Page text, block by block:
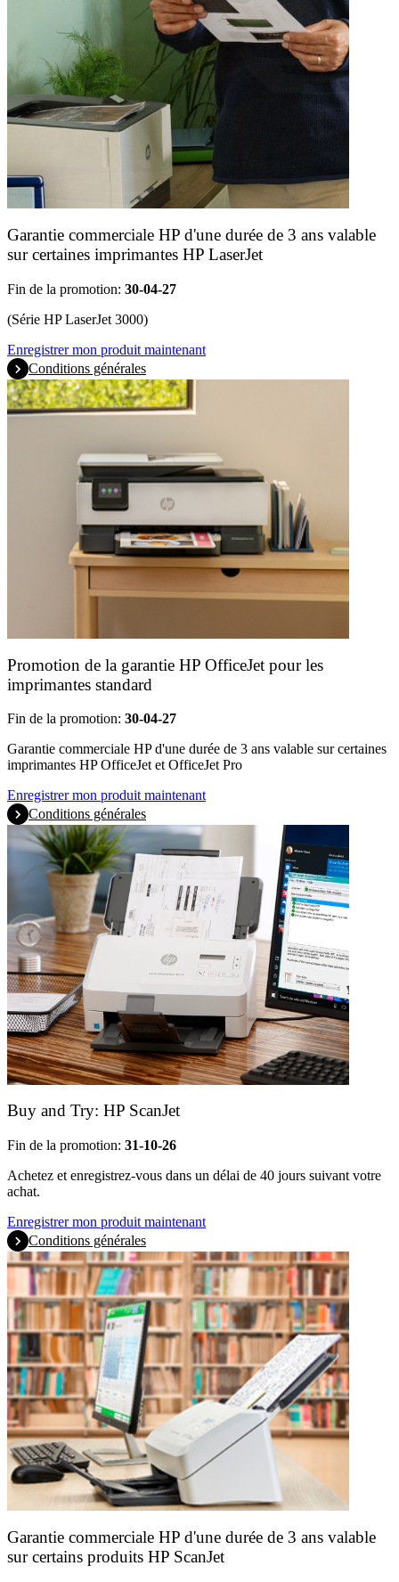
Garantie commerciale HP d'une durée de 3 ans valable
sur certaines imprimantes HP LaserJet
Fin de la promotion: 30-04-27
(Série HP LaserJet 3000)
Enregistrer mon produit maintenant
Conditions générales
Promotion de la garantie HP OfficeJet pour les
imprimantes standard
Fin de la promotion: 30-04-27
Garantie commerciale HP d'une durée de 3 ans valable sur certaines
imprimantes HP OfficeJet et OfficeJet Pro
Enregistrer mon produit maintenant
Conditions générales
Buy and Try: HP ScanJet
Fin de la promotion: 31-10-26
Achetez et enregistrez-vous dans un délai de 40 jours suivant votre
achat.
Enregistrer mon produit maintenant
Conditions générales
Garantie commerciale HP d'une durée de 3 ans valable
sur certains produits HP ScanJet